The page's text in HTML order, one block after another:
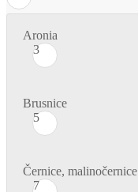
Aronia
3
Brusnice
5
Černice, malinočernice
7